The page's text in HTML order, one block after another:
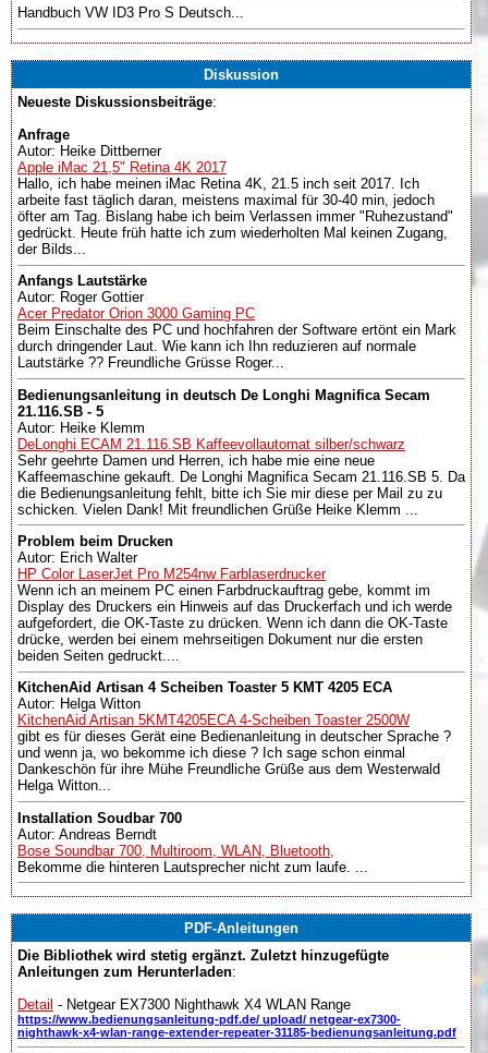
Handbuch VW ID3 Pro S Deutsch...
Diskussion
Neueste Diskussionsbeiträge:
Anfrage
Autor: Heike Dittberner
Apple iMac 21,5" Retina 4K 2017
Hallo, ich habe meinen iMac Retina 4K, 21.5 inch seit 2017. Ich
arbeite fast täglich daran, meistens maximal für 30-40 min, jedoch
öfter am Tag. Bislang habe ich beim Verlassen immer "Ruhezustand"
gedrückt. Heute früh hatte ich zum wiederholten Mal keinen Zugang,
der Bilds...
Anfangs Lautstärke
Autor: Roger Gottier
Acer Predator Orion 3000 Gaming PC
Beim Einschalte des PC und hochfahren der Software ertönt ein Mark
durch dringender Laut. Wie kann ich Ihn reduzieren auf normale
Lautstärke ?? Freundliche Grüsse Roger...
Bedienungsanleitung in deutsch De Longhi Magnifica Secam
21.116.SB - 5
Autor: Heike Klemm
DeLonghi ECAM 21.116.SB Kaffeevollautomat silber/schwarz
Sehr geehrte Damen und Herren, ich habe mie eine neue
Kaffeemaschine gekauft. De Longhi Magnifica Secam 21.116.SB 5. Da
die Bedienungsanleitung fehlt, bitte ich Sie mir diese per Mail zu zu
schicken. Vielen Dank! Mit freundlichen Grüße Heike Klemm ...
Problem beim Drucken
Autor: Erich Walter
HP Color LaserJet Pro M254nw Farblaserdrucker
Wenn ich an meinem PC einen Farbdruckauftrag gebe, kommt im
Display des Druckers ein Hinweis auf das Druckerfach und ich werde
aufgefordert, die OK-Taste zu drücken. Wenn ich dann die OK-Taste
drücke, werden bei einem mehrseitigen Dokument nur die ersten
beiden Seiten gedruckt....
KitchenAid Artisan 4 Scheiben Toaster 5 KMT 4205 ECA
Autor: Helga Witton
KitchenAid Artisan 5KMT4205ECA 4-Scheiben Toaster 2500W
gibt es für dieses Gerät eine Bedienanleitung in deutscher Sprache ?
und wenn ja, wo bekomme ich diese ? Ich sage schon einmal
Dankeschön für ihre Mühe Freundliche Grüße aus dem Westerwald
Helga Witton...
Installation Soudbar 700
Autor: Andreas Berndt
Bose Soundbar 700, Multiroom, WLAN, Bluetooth,
Bekomme die hinteren Lautsprecher nicht zum laufe. ...
PDF-Anleitungen
Die Bibliothek wird stetig ergänzt. Zuletzt hinzugefügte
Anleitungen zum Herunterladen:
Detail - Netgear EX7300 Nighthawk X4 WLAN Range
https://www.bedienungsanleitung-pdf.de/ upload/ netgear-ex7300-
nighthawk-x4-wlan-range-extender-repeater-31185-bedienungsanleitung.pdf